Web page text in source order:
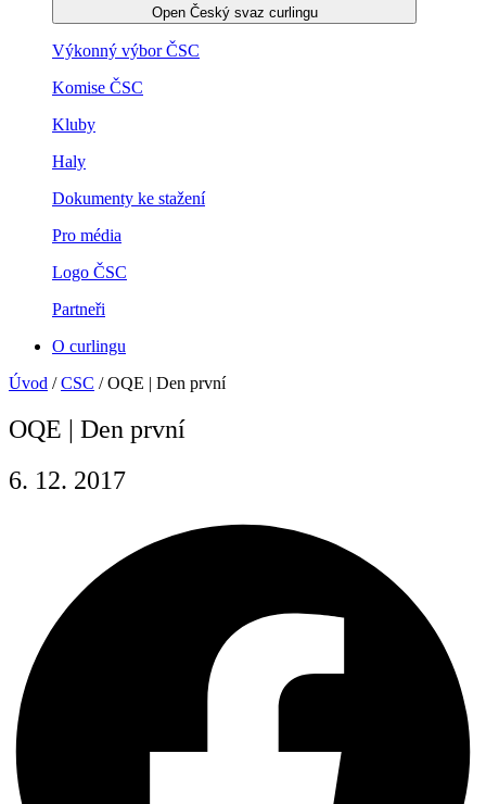
Open Český svaz curlingu
Výkonný výbor ČSC
Komise ČSC
Kluby
Haly
Dokumenty ke stažení
Pro média
Logo ČSC
Partneři
O curlingu
Úvod /CSC /OQE | Den první
OQE | Den první
6. 12. 2017